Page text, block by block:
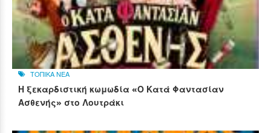
ΤΟΠΙΚΑ ΝΕΑ
Η ξεκαρδιστική κωμωδία «Ο Κατά Φαντασίαν
Ασθενής» στο Λουτράκι